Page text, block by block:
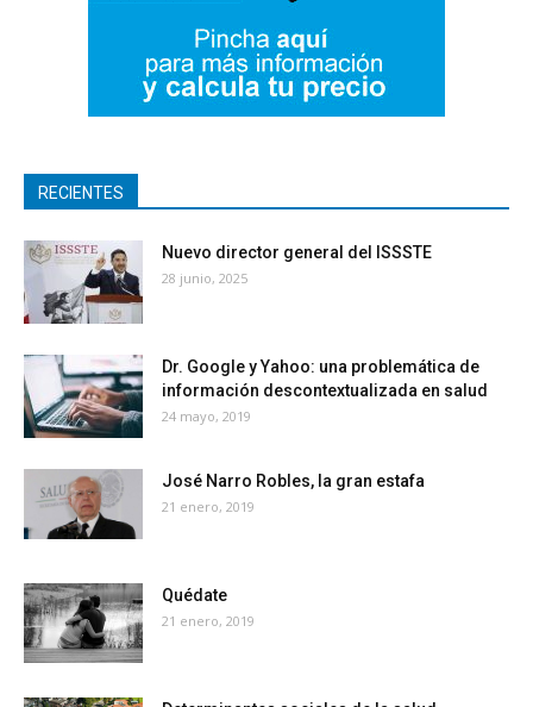
RECIENTES
Nuevo director general del ISSSTE
28 junio, 2025
Dr. Google y Yahoo: una problemática de
información descontextualizada en salud
24 mayo, 2019
José Narro Robles, la gran estafa
21 enero, 2019
Quédate
21 enero, 2019